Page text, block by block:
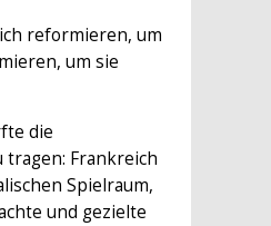
reformieren, um
um sie
die
Frankreich
Spielraum,
und gezielte